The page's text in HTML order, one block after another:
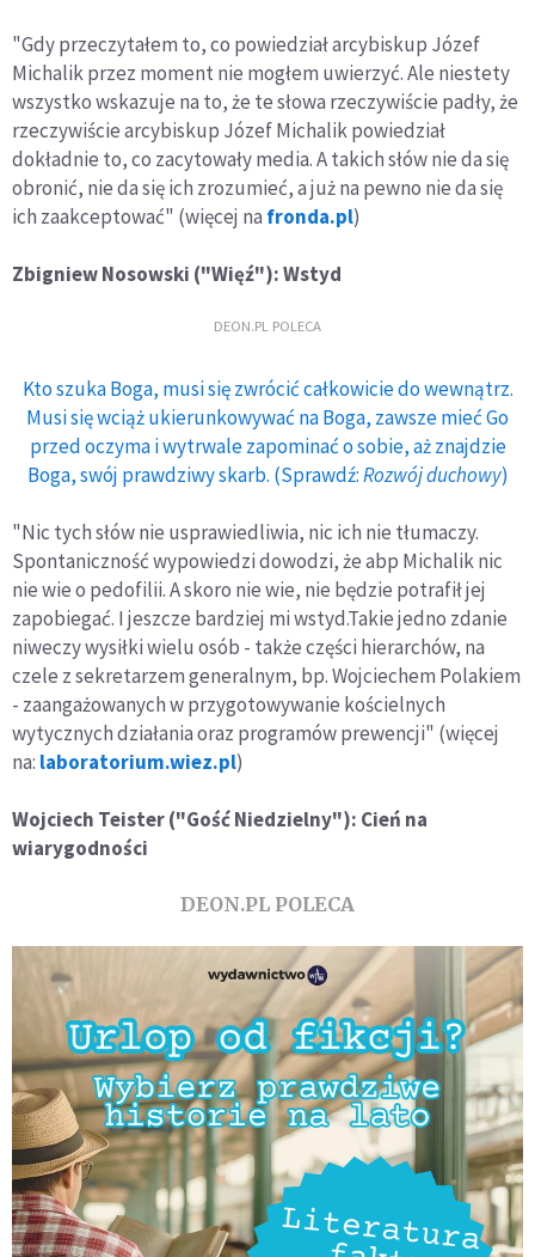
"Gdy przeczytałem to, co powiedział arcybiskup Józef
Michalik przez moment nie mogłem uwierzyć. Ale niestety
wszystko wskazuje na to, że te słowa rzeczywiście padły, że
rzeczywiście arcybiskup Józef Michalik powiedział
dokładnie to, co zacytowały media. A takich słów nie da się
obronić, nie da się ich zrozumieć, a już na pewno nie da się
ich zaakceptować" (więcej na fronda.pl)
Zbigniew Nosowski ("Więź"): Wstyd
DEON.PL POLECA
Kto szuka Boga, musi się zwrócić całkowicie do wewnątrz.
Musi się wciąż ukierunkowywać na Boga, zawsze mieć Go
przed oczyma i wytrwale zapominać o sobie, aż znajdzie
Boga, swój prawdziwy skarb. (Sprawdź:Rozwój duchowy)
"Nic tych słów nie usprawiedliwia, nic ich nie tłumaczy.
Spontaniczność wypowiedzi dowodzi, że abp Michalik nic
nie wie o pedofilii. A skoro nie wie, nie będzie potrafił jej
zapobiegać. I jeszcze bardziej mi wstyd.Takie jedno zdanie
niweczy wysiłki wielu osób - także części hierarchów, na
czele z sekretarzem generalnym, bp. Wojciechem Polakiem
- zaangażowanych w przygotowywanie kościelnych
wytycznych działania oraz programów prewencji" (więcej
na: laboratorium.wiez.pl)
Wojciech Teister ("Gość Niedzielny"): Cień na
wiarygodności
DEON.PL POLECA